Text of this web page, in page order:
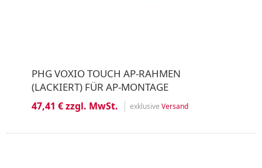
PHG VOXIO TOUCH AP-RAHMEN
(LACKIERT) FÜR AP-MONTAGE
47,41 € zzgl. MwSt. exklusive Versand